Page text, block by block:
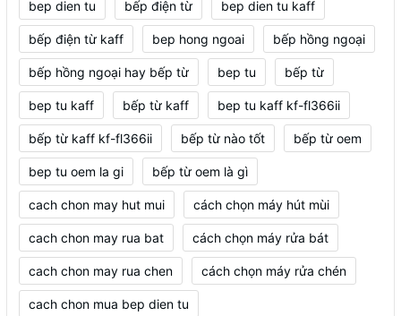
bep dien tu bếp điện từ bep dien tu kaff
bếp điện từ kaff bep hong ngoai bếp hồng ngoại
bếp hồng ngoại hay bếp từ bep tu bếp từ
bep tu kaff bếp từ kaff bep tu kaff kf-fl366ii
bếp từ kaff kf-fl366ii bếp từ nào tốt bếp từ oem
bep tu oem la gi bếp từ oem là gì
cach chon may hut mui cách chọn máy hút mùi
cach chon may rua bat cách chọn máy rửa bát
cach chon may rua chen cách chọn máy rửa chén
cach chon mua bep dien tu